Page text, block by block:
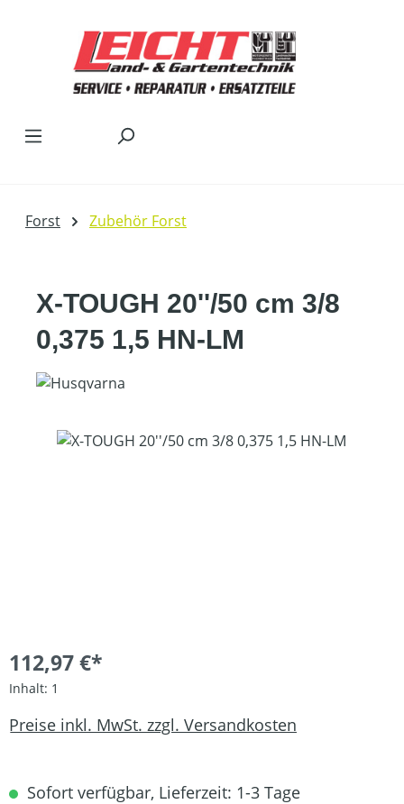
Forst Zubehör Forst
X-TOUGH 20''/50 cm 3/8
0,375 1,5 HN-LM
Bildergalerie überspringen
112,97 €*
Inhalt: 1
Preise inkl. MwSt. zzgl. Versandkosten
Sofort verfügbar, Lieferzeit: 1-3 Tage